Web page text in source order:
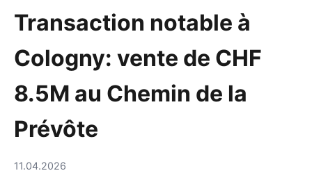
Transaction notable à
Cologny: vente de CHF
8.5M au Chemin de la
Prévôte
11.04.2026